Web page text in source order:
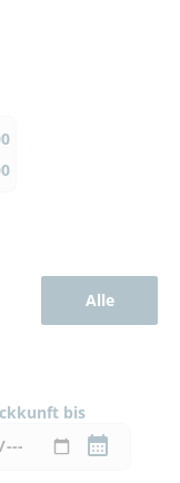
Alle
bis